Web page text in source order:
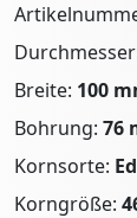
Breite: 100
Bohrung: 76
Kornsorte:
Korngröße: